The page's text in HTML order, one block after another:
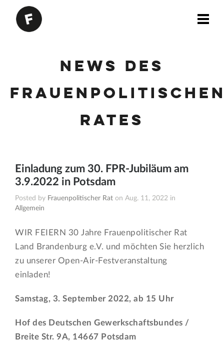
News des
Rates
Einladung zum 30. FPR-Jubiläum am
3.9.2022 in Potsdam
Posted by Frauenpolitischer Rat on Aug. 11, 2022 in
Allgemein
WIR FEIERN 30 Jahre Frauenpolitischer Rat
Land Brandenburg e.V. und möchten Sie herzlich
zu unserer Open-Air-Festveranstaltung
einladen!
Samstag, 3. September 2022, ab 15 Uhr
Hof des Deutschen Gewerkschaftsbundes /
Breite Str. 9A, 14667 Potsdam